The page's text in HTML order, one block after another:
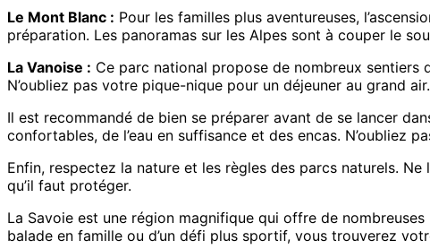
Le Mont Blanc : Pour les familles plus aventureuses,
préparation. Les panoramas sur les Alpes sont à couper le
La Vanoise : Ce parc national propose de nombreux sentiers
N’oubliez pas votre pique-nique pour un déjeuner au grand air.
Il est recommandé de bien se préparer avant de se lancer
confortables, de l’eau en suffisance et des encas. N’oubliez
Enfin, respectez la nature et les règles des parcs naturels.
qu’il faut protéger.
La Savoie est une région magnifique qui offre de
balade en famille ou d’un défi plus sportif, vous trouverez